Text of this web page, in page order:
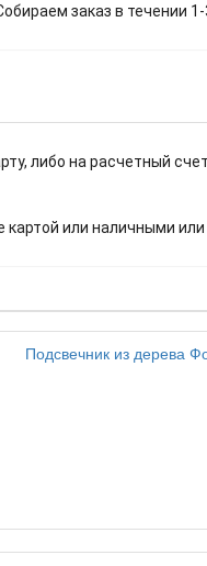
заказ в течении
либо на расчетный
или наличными или